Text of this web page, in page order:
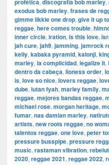
profética, discografía bob marley,
exodus bob marley, frases de
gimme likkle one drop, give it up
reggae, here comes trouble,
inner circle, iration, is this love,
jah cure, jah9, jamming, jamrock
kelly, kabaka pyramid, kalonji,
marley, la complicidad, legalize it,
dentro da cabeça, lioness order,
is, love so nice, lovers reggae,
dube, lutan fyah, marley family,
reggae, mejores bandas reggae,
michael rose, morgan heritage,
fumar, nas damian marley,
artists, new roots reggae, no
talentos reggae, one love, peter
pressure busspipe, pressure
music, rastaman vibration,
2020, reggae 2021, reggae 2022,